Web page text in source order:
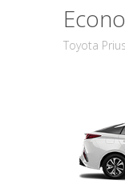
Toyota